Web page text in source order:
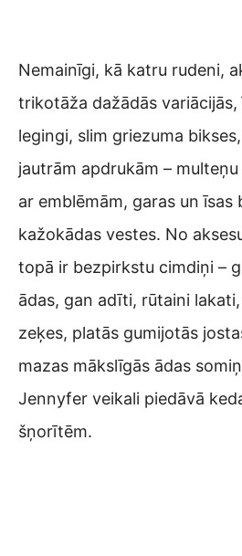
Nemainīgi, kā katru rudeni,
trikotāža dažādās variācijās,
legingi, slim griezuma
jautrām apdrukām –
ar emblēmām, garas un īsas
kažokādas vestes. No
topā ir bezpirkstu cimdiņi –
ādas, gan adīti, rūtaini
zeķes, platās gumijotās
mazas mākslīgās ādas
Jennyfer veikali piedāvā
šņorītēm.